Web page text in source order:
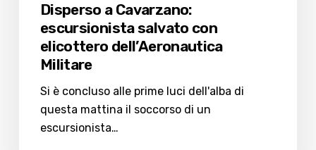
Disperso a Cavarzano:
escursionista salvato con
elicottero dell’Aeronautica
Militare
Si è concluso alle prime luci dell'alba di
questa mattina il soccorso di un
escursionista…